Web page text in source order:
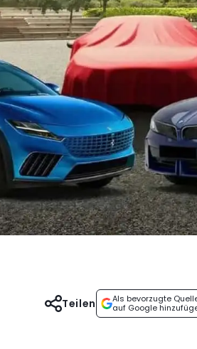
Als bevorzugte
auf Google
Teilen